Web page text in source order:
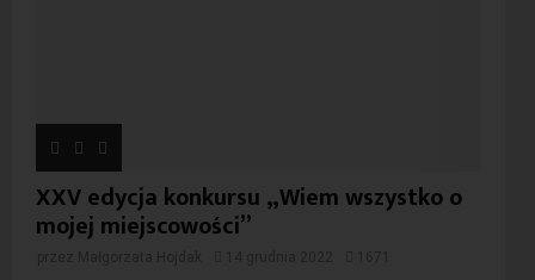
XXV edycja konkursu „Wiem wszystko o
mojej miejscowości”